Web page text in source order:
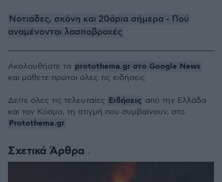
Νοτιάδες, σκόνη και 20άρια σήμερα - Πού
αναμένονται λασποβροχές
Σχετικά Άρθρα
Ακολουθήστε το protothema.gr στο Google News
και μάθετε πρώτοι όλες τις ειδήσεις
Δείτε όλες τις τελευταίες Ειδήσεις από την Ελλάδα
και τον Κόσμο, τη στιγμή που συμβαίνουν, στο
Protothema.gr